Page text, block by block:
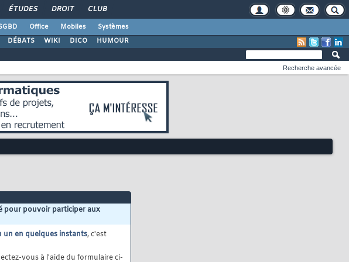
ÉTUDES DROIT CLUB
Office Mobiles
Systèmes
DÉBATS WIKI DICO HUMOUR
Recherche avancée
pour pouvoir participer aux
un en quelques instants, c'est
vous à l'aide du formulaire ci-